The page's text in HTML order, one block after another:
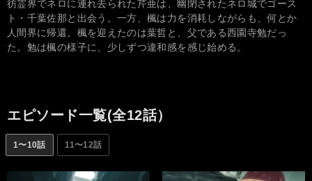
彷霊界でネロに連れ去られた芹亜は、幽閉されたネロ城でゴース
ト・千葉佐那と出会う。一方、楓は力を消耗しながらも、何とか
人間界に帰還。楓を迎えたのは葉哲と、父である西園寺勉だっ
た。勉は楓の様子に、少しずつ違和感を感じ始める。
エピソード一覧(全12話）
1〜10話 11〜12話